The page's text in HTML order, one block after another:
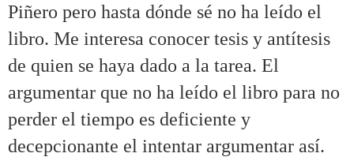
Piñero pero hasta dónde sé no ha leído el
libro. Me interesa conocer tesis y antítesis
de quien se haya dado a la tarea. El
argumentar que no ha leído el libro para no
perder el tiempo es deficiente y
decepcionante el intentar argumentar así.